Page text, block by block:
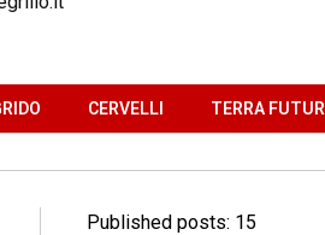
CERVELLI TERRA
Published posts: 15